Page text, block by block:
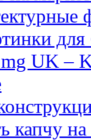
UK –
капчу